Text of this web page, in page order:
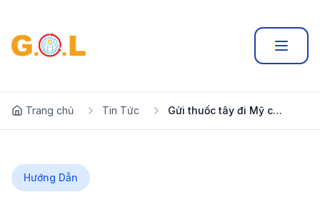
Trang chủ Tin Tức Gửi thuốc tây đi Mỹ có dễ dàng không? Lưu ý những gì
Hướng Dẫn